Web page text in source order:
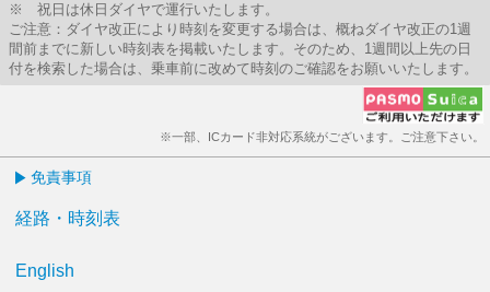
※ 祝日は休日ダイヤで運行いたします。
ご注意：ダイヤ改正により時刻を変更する場合は、概ねダイヤ改正の1週
間前までに新しい時刻表を掲載いたします。そのため、1週間以上先の日
付を検索した場合は、乗車前に改めて時刻のご確認をお願いいたします。
※一部、ICカード非対応系統がございます。ご注意下さい。
免責事項
経路・時刻表
English